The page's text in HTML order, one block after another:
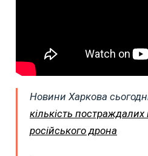
Новини Харкова
кількість постраждалих
російського дрона